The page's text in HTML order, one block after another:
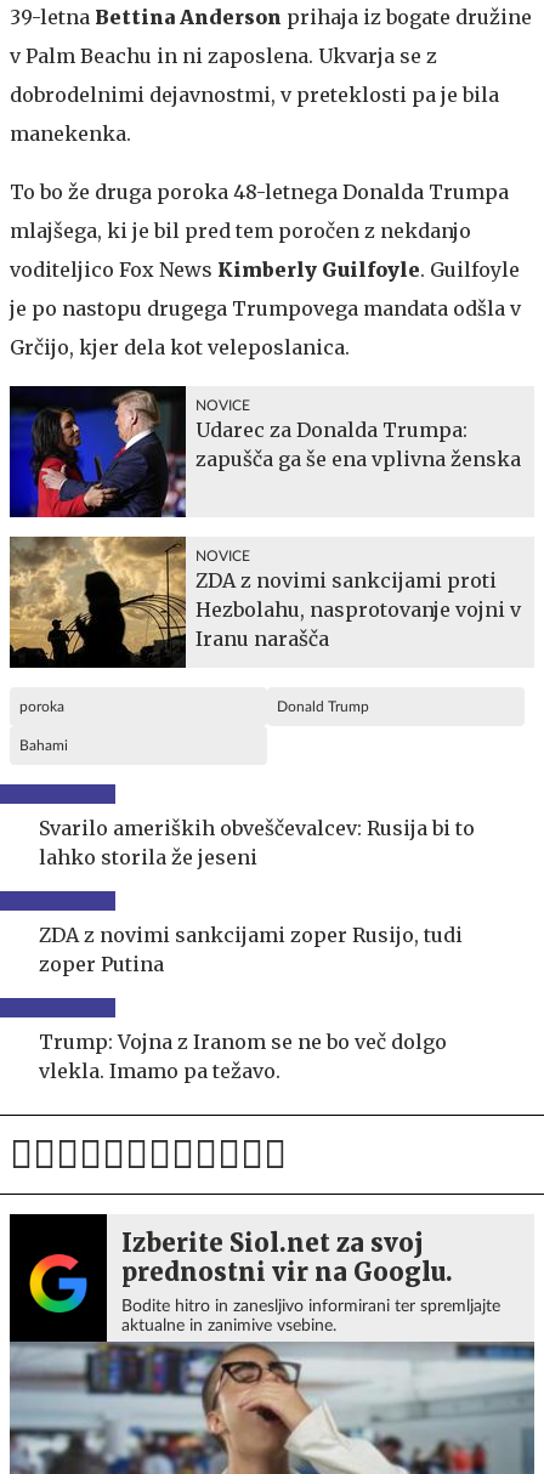
39-letna Bettina Anderson prihaja iz bogate družine
v Palm Beachu in ni zaposlena. Ukvarja se z
dobrodelnimi dejavnostmi, v preteklosti pa je bila
manekenka.
To bo že druga poroka 48-letnega Donalda Trumpa
mlajšega, ki je bil pred tem poročen z nekdanjo
voditeljico Fox News Kimberly Guilfoyle. Guilfoyle
je po nastopu drugega Trumpovega mandata odšla v
Grčijo, kjer dela kot veleposlanica.
NOVICE
Udarec za Donalda Trumpa:
zapušča ga še ena vplivna ženska
NOVICE
ZDA z novimi sankcijami proti
Hezbolahu, nasprotovanje vojni v
Iranu narašča
poroka Donald Trump
Bahami
Svarilo ameriških obveščevalcev: Rusija bi to
lahko storila že jeseni
ZDA z novimi sankcijami zoper Rusijo, tudi
zoper Putina
Trump: Vojna z Iranom se ne bo več dolgo
vlekla. Imamo pa težavo.
Izberite Siol.net za svoj
prednostni vir na Googlu.
Bodite hitro in zanesljivo informirani ter spremljajte
aktualne in zanimive vsebine.